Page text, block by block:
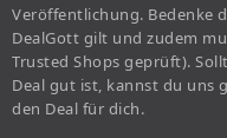
Veröffentlichung. Bedenke
DealGott gilt und zudem
Trusted Shops geprüft).
Deal gut ist, kannst du uns
den Deal für dich.